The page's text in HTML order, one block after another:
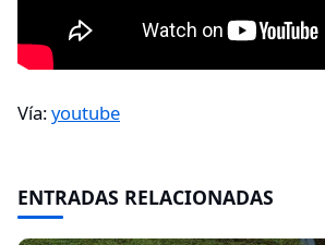
Vía:youtube
ENTRADAS RELACIONADAS